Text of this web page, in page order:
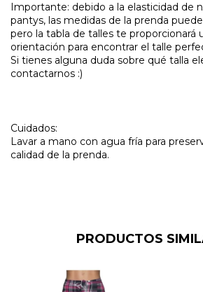
Importante: debido a la elasticidad de
pantys, las medidas de la prenda
pero la tabla de talles te proporcionará
orientación para encontrar el talle
Si tienes alguna duda sobre qué talla
contactarnos :)
Cuidados:
Lavar a mano con agua fría para
calidad de la prenda.
PRODUCTOS